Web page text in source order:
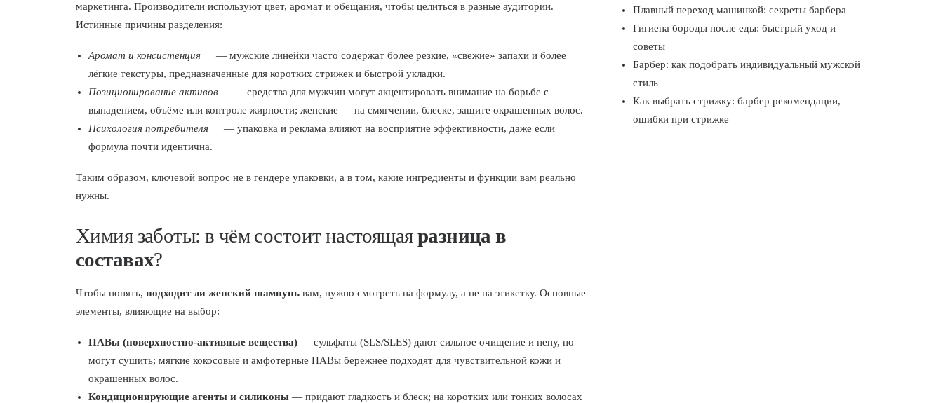
маркетинга. Производители используют цвет, аромат и обещания, чтобы целиться в разные аудитории.
Истинные причины разделения:
Аромат и консистенция
— мужские линейки часто содержат более резкие, «свежие» запахи и более
лёгкие текстуры, предназначенные для коротких стрижек и быстрой укладки.
Позиционирование активов
— средства для мужчин могут акцентировать внимание на борьбе с
выпадением, объёме или контроле жирности; женские — на смягчении, блеске, защите окрашенных волос.
Психология потребителя
— упаковка и реклама влияют на восприятие эффективности, даже если
формула почти идентична.
Таким образом, ключевой вопрос не в гендере упаковки, а в том, какие ингредиенты и функции вам реально
нужны.
Химия заботы: в чём состоит настоящаяразница в
составах?
Чтобы понять, подходит ли женский шампунь вам, нужно смотреть на формулу, а не на этикетку. Основные
элементы, влияющие на выбор:
ПАВы (поверхностно-активные вещества) — сульфаты (SLS/SLES) дают сильное очищение и пену, но
могут сушить; мягкие кокосовые и амфотерные ПАВы бережнее подходят для чувствительной кожи и
окрашенных волос.
Кондиционирующие агенты и силиконы — придают гладкость и блеск; на коротких или тонких волосах
Плавный переход машинкой: секреты барбера
Гигиена бороды после еды: быстрый уход и
советы
Барбер: как подобрать индивидуальный мужской
стиль
Как выбрать стрижку: барбер рекомендации,
ошибки при стрижке